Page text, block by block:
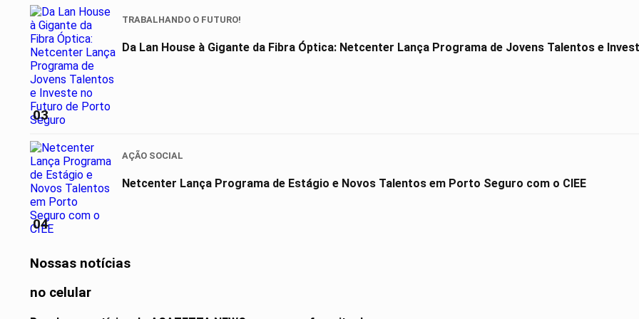
03
TRABALHANDO O FUTURO!
Da Lan House à Gigante da Fibra Óptica: Netcenter Lança Programa de Jovens Talentos e
04
AÇÃO SOCIAL
Netcenter Lança Programa de Estágio e Novos Talentos em Porto Seguro com o CIEE
Nossas notícias
no celular